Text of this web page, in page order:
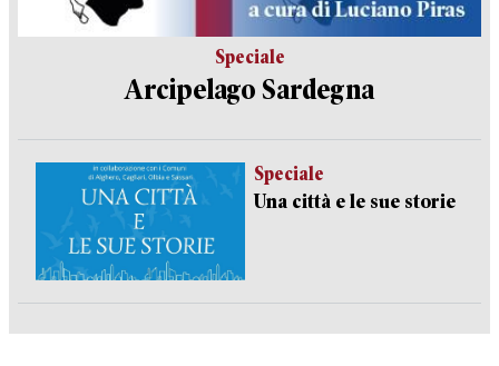
Speciale
Arcipelago Sardegna
Speciale
Una città e le sue storie